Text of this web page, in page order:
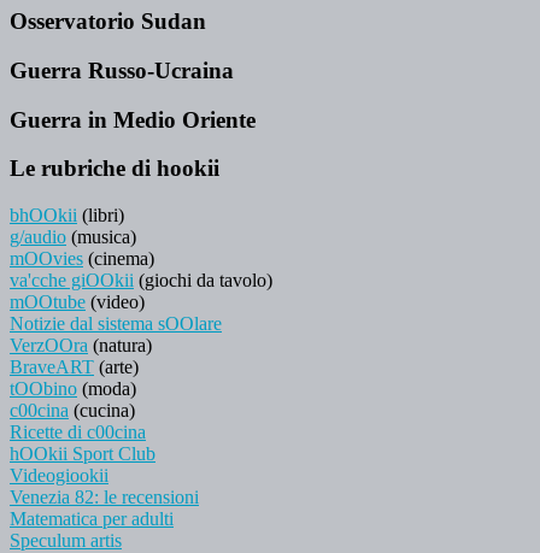
Osservatorio Sudan
Guerra Russo-Ucraina
Guerra in Medio Oriente
Le rubriche di hookii
bhOOkii (libri)
g/audio (musica)
mOOvies (cinema)
va'cche giOOkii (giochi da tavolo)
mOOtube (video)
Notizie dal sistema sOOlare
VerzOOra (natura)
BraveART (arte)
tOObino (moda)
c00cina (cucina)
Ricette di c00cina
hOOkii Sport Club
Videogiookii
Venezia 82: le recensioni
Matematica per adulti
Speculum artis